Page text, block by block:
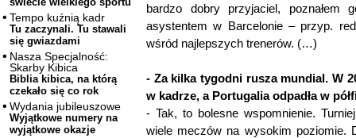
Tempo kuźnią kadr
Tu zaczynali. Tu stawali
się gwiazdami
Nasza Specjalność:
Skarby Kibica
Biblia kibica, na którą
czekało się co rok
Wydania jubileuszowe
Wyjątkowe numery na
wyjątkowe okazje
bardzo dobry przyjaciel, poznałem
asystentem w Barcelonie – przyp.
wśród najlepszych trenerów. (…)
- Za kilka tygodni rusza mundial. W
w kadrze, a Portugalia odpadła w
- Tak, to bolesne wspomnienie.
wiele meczów na wysokim poziomie.